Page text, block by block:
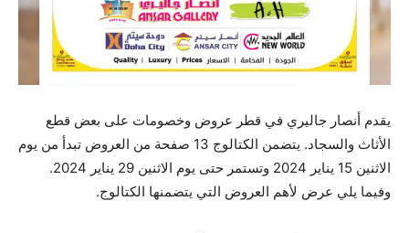
يقدم أنصار جاليري في قطر عروض وخصومات على بعض قطع
الأثاث والسجاد. يتضمن الكتالوج 13 صفحة من العروض تبدأ من يوم
الاثنين 15 يناير 2024 وتستمر حتى يوم الاثنين 29 يناير 2024.
وفيما يلي عرض لأهم العروض التي يتضمنها الكتالوج.